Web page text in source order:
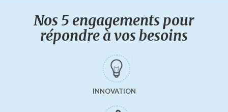
Nos 5 engagements pour
répondre à vos besoins
INNOVATION